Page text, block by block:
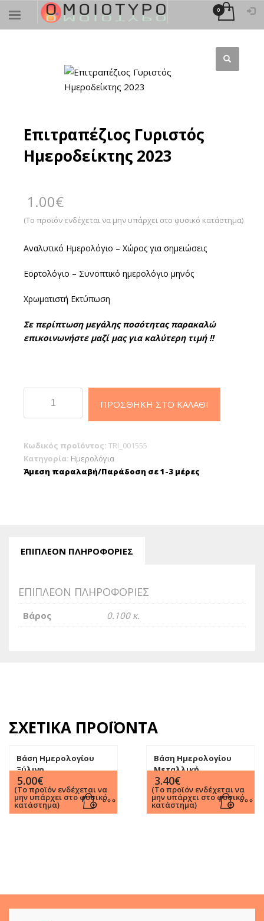
ΑΝΑΖΉΤΗΣΗ
Επιτραπέζιος Γυριστός
Ημεροδείκτης 2023
1.00€
(Το προϊόν ενδέχεται να μην υπάρχει στο φυσικό κατάστημα)
Αναλυτικό Ημερολόγιο – Χώρος για σημειώσεις
Εορτολόγιο – Συνοπτικό ημερολόγιο μηνός
Χρωματιστή Εκτύπωση
Σε περίπτωση μεγάλης ποσότητας παρακαλώ
επικοινωνήστε μαζί μας για καλύτερη τιμή !!
Γυριστός
ποσότητα
ΠΡΟΣΘΉΚΗ ΣΤΟ ΚΑΛΆΘΙ
Κωδικός προϊόντος: TRI_001555
Κατηγορία: Ημερολόγια
Άμεση παραλαβή/Παράδοση σε 1-3 μέρες
ΕΠΙΠΛΈΟΝ ΠΛΗΡΟΦΟΡΊΕΣ
ΕΠΙΠΛΈΟΝ ΠΛΗΡΟΦΟΡΊΕΣ
Βάρος 0.100 κ.
ΣΧΕΤΙΚΆ ΠΡΟΪΌΝΤΑ
Βάση Ημερολογίου
Ξύλινη
5.00€
(Το προϊόν ενδέχεται να
μην υπάρχει στο φυσικό
κατάστημα)
Βάση Ημερολογίου
Μεταλλική
3.40€
(Το προϊόν ενδέχεται να
μην υπάρχει στο φυσικό
κατάστημα)